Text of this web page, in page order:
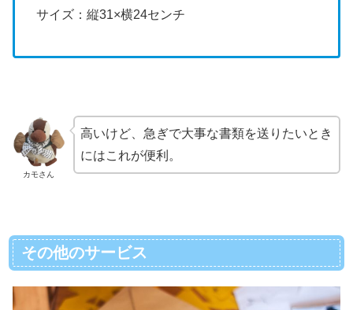
サイズ：縦31×横24センチ
カモさん
高いけど、急ぎで大事な書類を送りたいとき
にはこれが便利。
その他のサービス